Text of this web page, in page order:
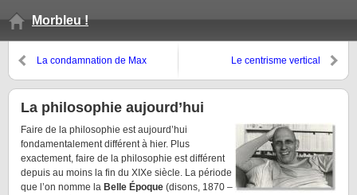
Morbleu !
La condamnation de Max
pédophilie et délit d’obscénité
Le centrisme vertical
La philosophie aujourd’hui
Faire de la philosophie est aujourd’hui
fondamentalement différent à hier. Plus
exactement, faire de la philosophie est différent
depuis au moins la fin du XIXe siècle. La période
que l’on nomme la Belle Époque (disons, 1870 –